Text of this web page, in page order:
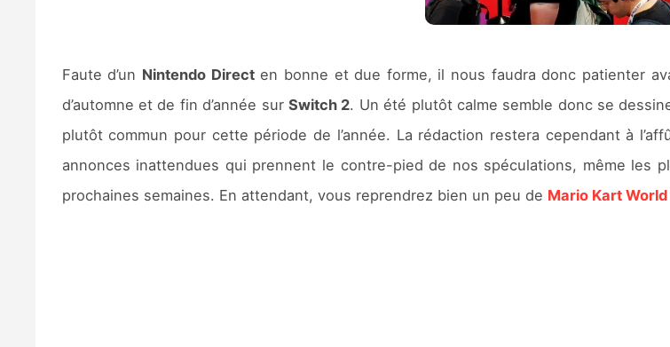
Faute d’un Nintendo Directen bonne et due forme, il nous faudra donc patienter
d’automne et de fin d’année sur Switch 2. Un été plutôt calme semble donc se
plutôt commun pour cette période de l’année. La rédaction restera cependant à
annonces inattendues qui prennent le contre-pied de nos spéculations, même les
prochaines semaines. En attendant, vous reprendrez bien un peu de Mario Kart World